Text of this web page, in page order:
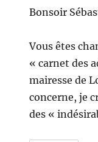
Bonsoir
Vous êtes
« carnet des
mairesse de
concerne, je
des «